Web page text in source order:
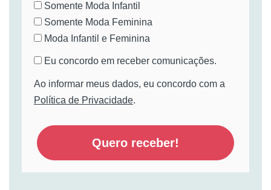
Somente Moda Infantil
Somente Moda Feminina
Moda Infantil e Feminina
Eu concordo em receber comunicações.
Ao informar meus dados, eu concordo com a
Política de Privacidade.
Quero receber!